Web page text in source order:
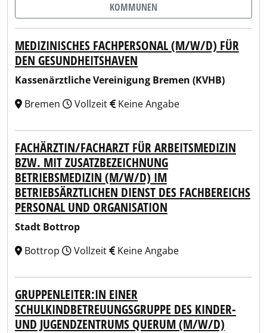
KOMMUNEN
MEDIZINISCHES FACHPERSONAL (M/W/D) FÜR
DEN GESUNDHEITSHAVEN
Kassenärztliche Vereinigung Bremen (KVHB)
Bremen
Vollzeit Keine Angabe
FACHÄRZTIN/FACHARZT FÜR ARBEITSMEDIZIN
BZW. MIT ZUSATZBEZEICHNUNG
BETRIEBSMEDIZIN (M/W/D) IM
BETRIEBSÄRZTLICHEN DIENST DES FACHBEREICHS
PERSONAL UND ORGANISATION
Stadt Bottrop
Bottrop
Vollzeit Keine Angabe
GRUPPENLEITER:IN EINER
SCHULKINDBETREUUNGSGRUPPE DES KINDER-
UND JUGENDZENTRUMS QUERUM (M/W/D)